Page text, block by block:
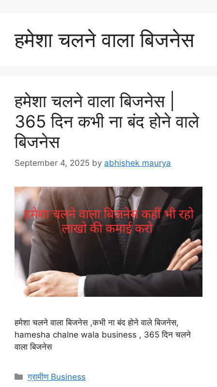
हमेशा चलने वाला बिजनेस
हमेशा चलने वाला बिजनेस |
365 दिन कभी ना बंद होने वाले
बिजनेस
September 4, 2025 by abhishek maurya
हमेशा चलने वाला बिजनेस ,कभी ना बंद होने वाले बिजनेस,
hamesha chalne wala business , 365 दिन चलने
वाला बिजनेस
Categories
ग्रामीण Business